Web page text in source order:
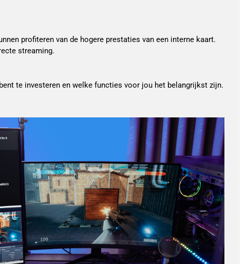
profiteren van de hogere prestaties van een interne kaart.
streaming.
te investeren en welke functies voor jou het belangrijkst zijn.